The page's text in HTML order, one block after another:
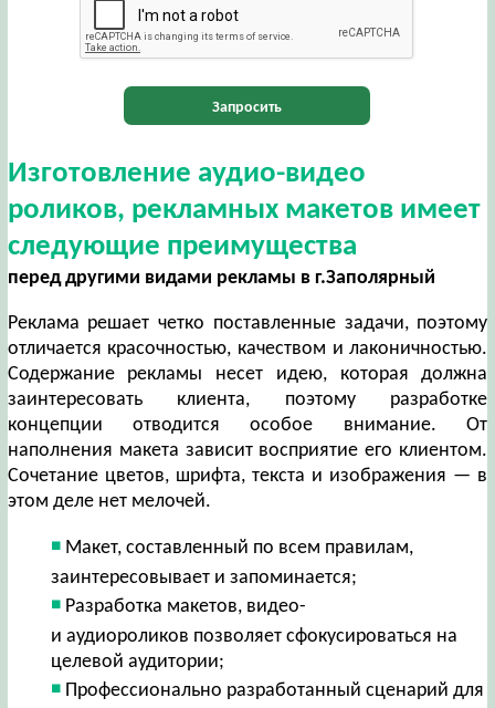
Запросить
Изготовление аудио-видео
роликов, рекламных макетов имеет
следующие преимущества
перед другими видами рекламы в г.Заполярный
Реклама решает четко поставленные задачи, поэтому
отличается красочностью, качеством и лаконичностью.
Содержание рекламы несет идею, которая должна
заинтересовать клиента, поэтому разработке
концепции отводится особое внимание. От
наполнения макета зависит восприятие его клиентом.
Сочетание цветов, шрифта, текста и изображения — в
этом деле нет мелочей.
Макет, составленный по всем правилам,
заинтересовывает и запоминается;
Разработка макетов, видео-
и аудиороликов позволяет сфокусироваться на
целевой аудитории;
Профессионально разработанный сценарий для